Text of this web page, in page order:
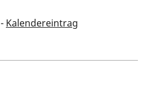
- Kalendereintrag